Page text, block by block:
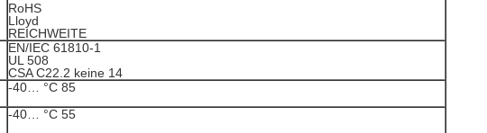
RoHS
Lloyd
REICHWEITE
EN/IEC 61810-1
UL 508
CSA C22.2 keine 14
-40… °C 85
-40… °C 55